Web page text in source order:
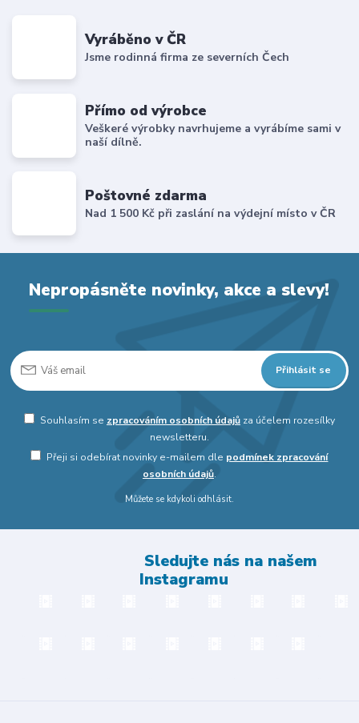
Vyráběno v ČR
Jsme rodinná firma ze severních Čech
Přímo od výrobce
Veškeré výrobky navrhujeme a vyrábíme sami v
naší dílně.
Poštovné zdarma
Nad 1 500 Kč při zaslání na výdejní místo v ČR
Nepropásněte novinky, akce a slevy!
Přihlásit se
Souhlasím se zpracováním osobních údajůza účelem rozesílky
newsletteru.
Přeji si odebírat novinky e-mailem dle podmínek zpracování
osobních údajů.
Můžete se kdykoli odhlásit.
Sledujte nás na našem
Instagramu